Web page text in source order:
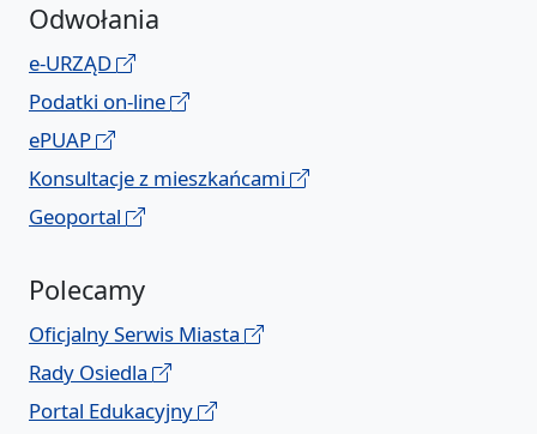
Odwołania
e-URZĄD
Podatki on-line
ePUAP
Konsultacje z mieszkańcami
Geoportal
Polecamy
Oficjalny Serwis Miasta
Rady Osiedla
Portal Edukacyjny